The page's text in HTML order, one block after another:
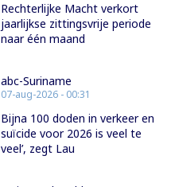
Rechterlijke Macht verkort
jaarlijkse zittingsvrije periode
naar één maand
abc-Suriname
07-aug-2026 - 00:31
Bijna 100 doden in verkeer en
suïcide voor 2026 is veel te
veel’, zegt Lau